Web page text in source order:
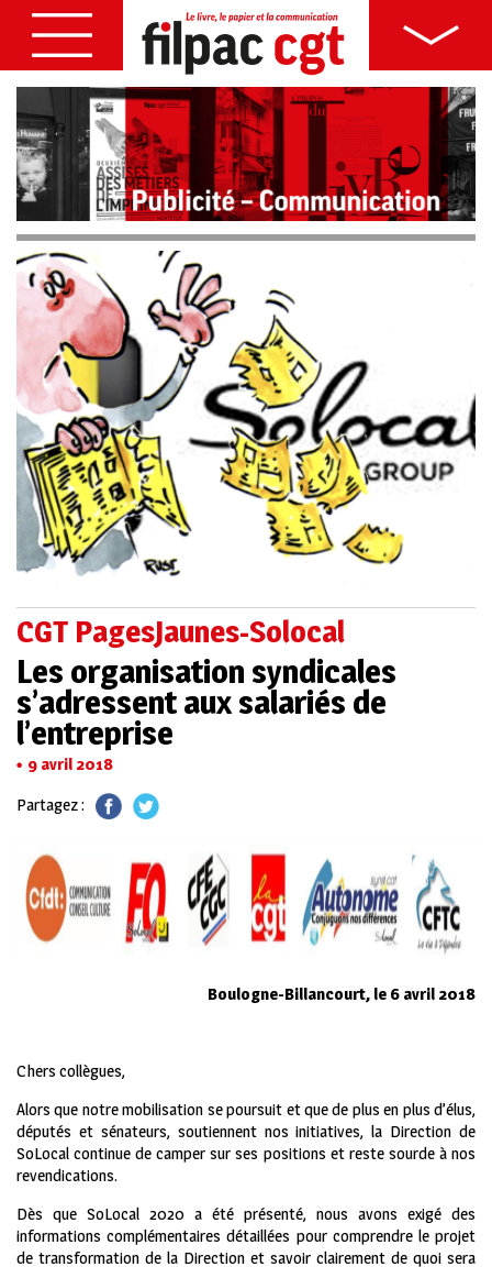
CGT PagesJaunes-Solocal
Les organisation syndicales
s’adressent aux salariés de
l’entreprise
9 avril 2018
Partagez :
Boulogne-Billancourt, le 6 avril 2018
Chers collègues,
Alors que notre mobilisation se poursuit et que de plus en plus d’élus,
députés et sénateurs, soutiennent nos initiatives, la Direction de
SoLocal continue de camper sur ses positions et reste sourde à nos
revendications.
Dès que SoLocal 2020 a été présenté, nous avons exigé des
informations complémentaires détaillées pour comprendre le projet
de transformation de la Direction et savoir clairement de quoi sera